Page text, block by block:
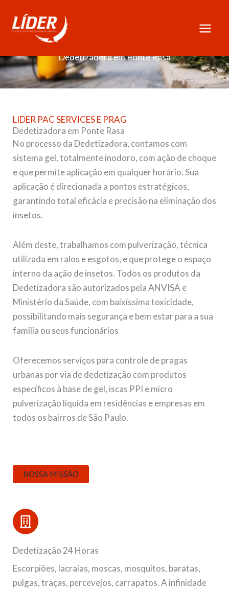
content
Dedetizadora em Ponte Rasa
LIDER PAC SERVICES E PRAG
Dedetizadora em Ponte Rasa
No processo da Dedetizadora, contamos com
sistema gel, totalmente inodoro, com ação de choque
e que permite aplicação em qualquer horário. Sua
aplicação é direcionada a pontos estratégicos,
garantindo total eficácia e precisão na eliminação dos
insetos.
Além deste, trabalhamos com pulverização, técnica
utilizada em ralos e esgotos, e que protege o espaço
interno da ação de insetos. Todos os produtos da
Dedetizadora são autorizados pela ANVISA e
Ministério da Saúde, com baixíssima toxicidade,
possibilitando mais segurança e bem estar para a sua
família ou seus funcionários
Oferecemos serviços para controle de pragas
urbanas por via de dedetização com produtos
específicos à base de gel, iscas PPI e micro
pulverização líquida em residências e empresas em
todos os bairros de São Paulo.
NOSSA MISSÃO
Dedetização 24 Horas
Escorpiões, lacraias, moscas, mosquitos, baratas,
pulgas, traças, percevejos, carrapatos. A infinidade